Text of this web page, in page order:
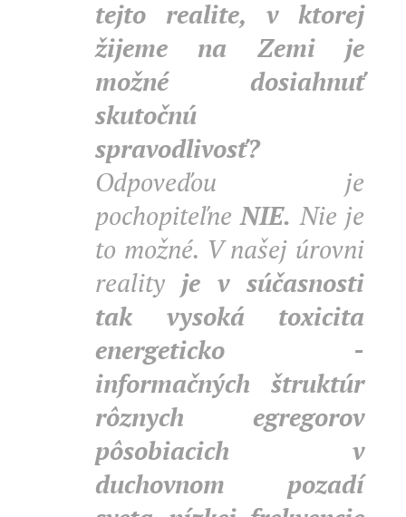
tejto realite, v ktorej
žijeme na Zemi je
možné dosiahnuť
skutočnú
spravodlivosť?
Odpoveďou je
pochopiteľneNIE. Nie je
to možné. V našej úrovni
reality je v súčasnosti
tak vysoká toxicita
energeticko -
informačných štruktúr
rôznych egregorov
pôsobiacich v
duchovnom pozadí